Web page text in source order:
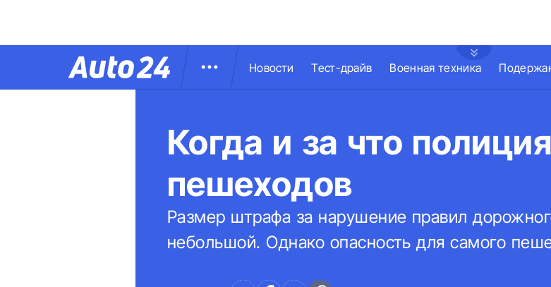
Новости Тест-драйв Военная техника
Когда и за что
пешеходов
Размер штрафа за нарушение правил
небольшой. Однако опасность для самого